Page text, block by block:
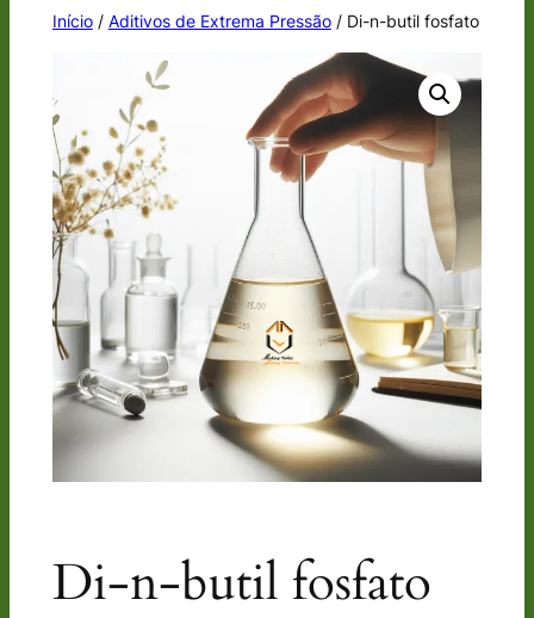
Início/ Aditivos de Extrema Pressão/ Di-n-butil fosfato
Di-n-butil fosfato